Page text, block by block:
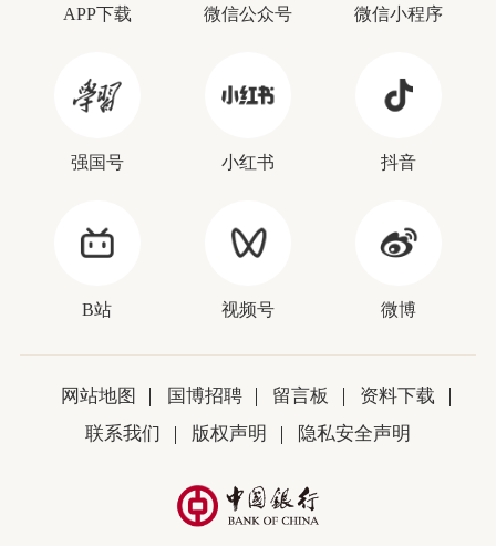
APP下载 微信公众号 微信小程序
强国号 小红书 抖音
B站 视频号 微博
网站地图 国博招聘 留言板
资料下载
联系我们
版权声明 隐私安全声明